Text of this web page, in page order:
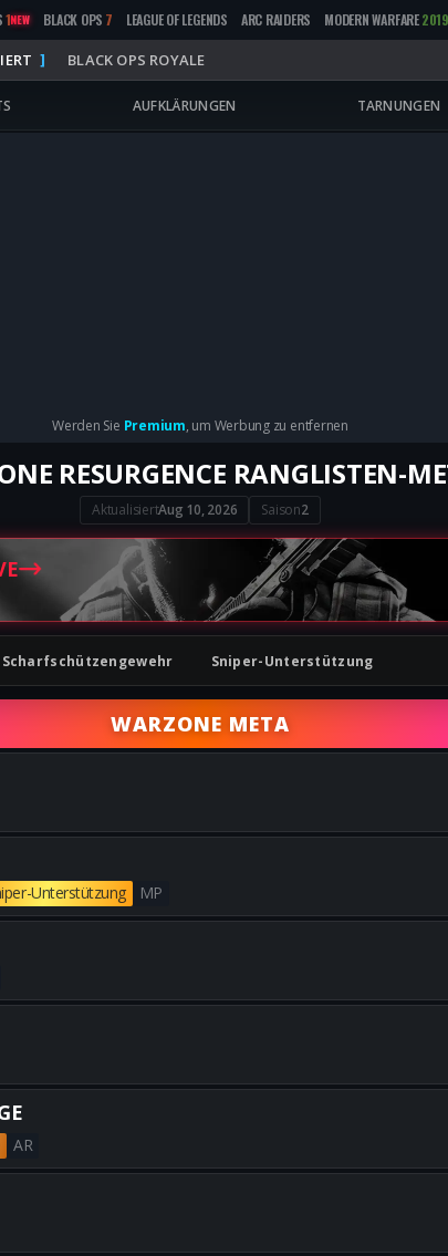
1NEW BLACK OPS 7 LEAGUE OF LEGENDS ARC RAIDERS MODERN WARFARE2019
BLACK OPS ROYALE
AUFKLÄRUNGEN TARNUNGEN
Werden Sie Premium, um Werbung zu entfernen
RESURGENCE RANGLISTEN-
AktualisiertAug 10, 2026 Saison2
Scharfschützengewehr Sniper-Unterstützung
WARZONE META
Alle besten FG42-Builds
Unterstützung
MP
Alle besten CBRS-3-Builds
Alle besten MXR-17-Builds
Alle besten VST-Builds
AR
Alle besten DS20 MIRAGE-